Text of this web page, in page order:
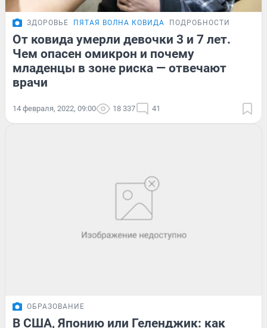
ЗДОРОВЬЕ ПЯТАЯ ВОЛНА КОВИДА ПОДРОБНОСТИ
От ковида умерли девочки 3 и 7 лет.
Чем опасен омикрон и почему
младенцы в зоне риска — отвечают
врачи
14 февраля, 2022, 09:00 18 337 41
ОБРАЗОВАНИЕ
В США, Японию или Геленджик: как